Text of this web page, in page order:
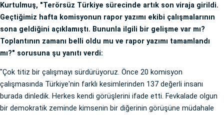
Kurtulmuş, "Terörsüz Türkiye sürecinde artık son viraja girildi.
Geçtiğimiz hafta komisyonun rapor yazımı ekibi çalışmalarının
sona geldiğini açıklamıştı. Bununla ilgili bir gelişme var mı?
Toplantının zamanı belli oldu mu ve rapor yazımı tamamlandı
mı?" sorusuna şu yanıtı verdi:
"Çok titiz bir çalışmayı sürdürüyoruz. Önce 20 komisyon
çalışmasında Türkiye'nin farklı kesimlerinden 137 değerli insanı
burada dinledik. Herkes kendi görüşlerini ifade etti. Fevkalade olgun
bir demokratik zeminde kimsenin bir diğerinin görüşüne müdahale